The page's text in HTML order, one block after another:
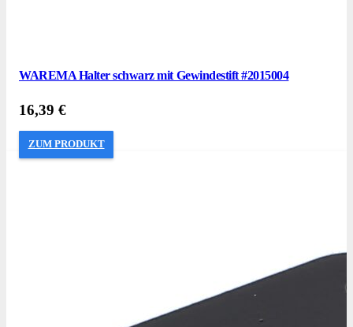
WAREMA Halter schwarz mit Gewindestift #2015004
16,39 €
ZUM PRODUKT